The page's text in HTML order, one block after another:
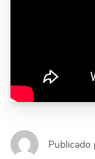
Publicado